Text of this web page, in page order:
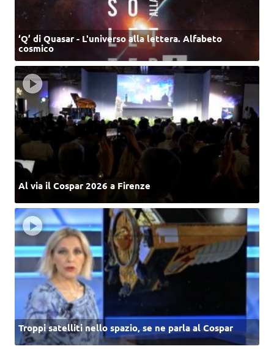
‘Q’ di Quasar - L'universo alla lettera. Alfabeto
cosmico
Al via il Cospar 2026 a Firenze
Troppi satelliti nello spazio, se ne parla al Cospar